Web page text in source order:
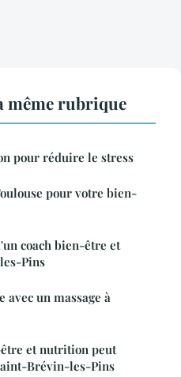
même rubrique
pour réduire le stress
pour votre bien-
coach bien-être et
Pins
un massage à
et nutrition peut
Brévin-les-Pins